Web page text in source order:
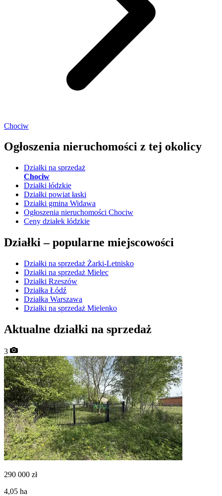
Chociw
Ogłoszenia nieruchomości z tej okolicy
Działki na sprzedaż
Chociw
Działki łódzkie
Działki powiat łaski
Działki gmina Widawa
Ogłoszenia nieruchomości Chociw
Ceny działek łódzkie
Działki –popularne miejscowości
Działki na sprzedaż Żarki-Letnisko
Działki na sprzedaż Mielec
Działki Rzeszów
Działka Łódź
Działka Warszawa
Działki na sprzedaż Mielenko
Aktualne działki na sprzedaż
3
290 000 zł
4,05 ha